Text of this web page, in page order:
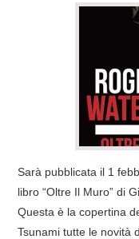
Sarà pubblicata il 1
libro “Oltre Il Muro” di
Questa è la copertina
Tsunami tutte le novità